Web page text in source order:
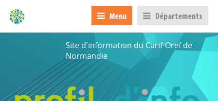
Menu Départements
Site d'information du Carif-Oref de
Normandie